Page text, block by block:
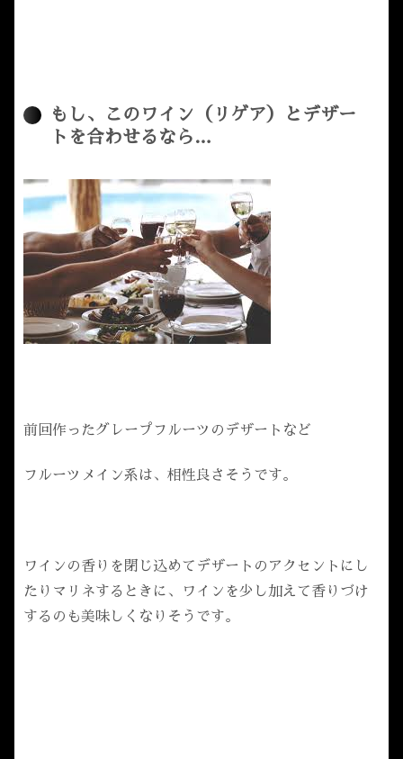
もし、このワイン（リゲア）とデザー
トを合わせるなら…
前回作ったグレープフルーツのデザートなど
フルーツメイン系は、相性良さそうです。
ワインの香りを閉じ込めてデザートのアクセントにし
たりマリネするときに、ワインを少し加えて香りづけ
するのも美味しくなりそうです。